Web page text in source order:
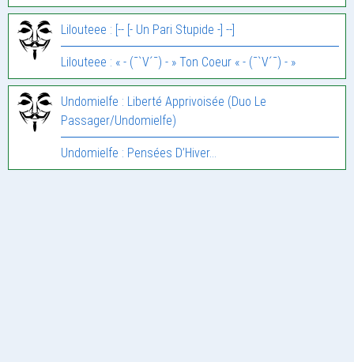
Lilouteee : [-- [- Un Pari Stupide -] --]
Lilouteee : « - (¯`V´¯) - » Ton Coeur « - (¯`V´¯) - »
Undomielfe : Liberté Apprivoisée (Duo Le
Passager/Undomielfe)
Undomielfe : Pensées D’Hiver…